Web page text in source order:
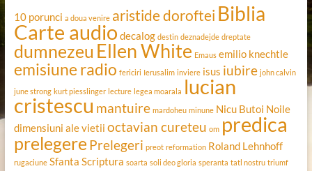
10 porunci a doua venire aristide doroftei Biblia
Carte audio decalog destin deznadejde dreptate
dumnezeu Ellen White Emaus emilio knechtle
emisiune radio fericiri Ierusalim inviere isus iubire john calvin
june strong kurt piesslinger lecture legea moarala lucian
cristescu mantuire mardoheu minune Nicu Butoi Noile
dimensiuni ale vietii octavian cureteu om predica
prelegere Prelegeri preot reformation Roland Lehnhoff
rugaciune Sfanta Scriptura soarta soli deo gloria speranta tatl nostru triumf